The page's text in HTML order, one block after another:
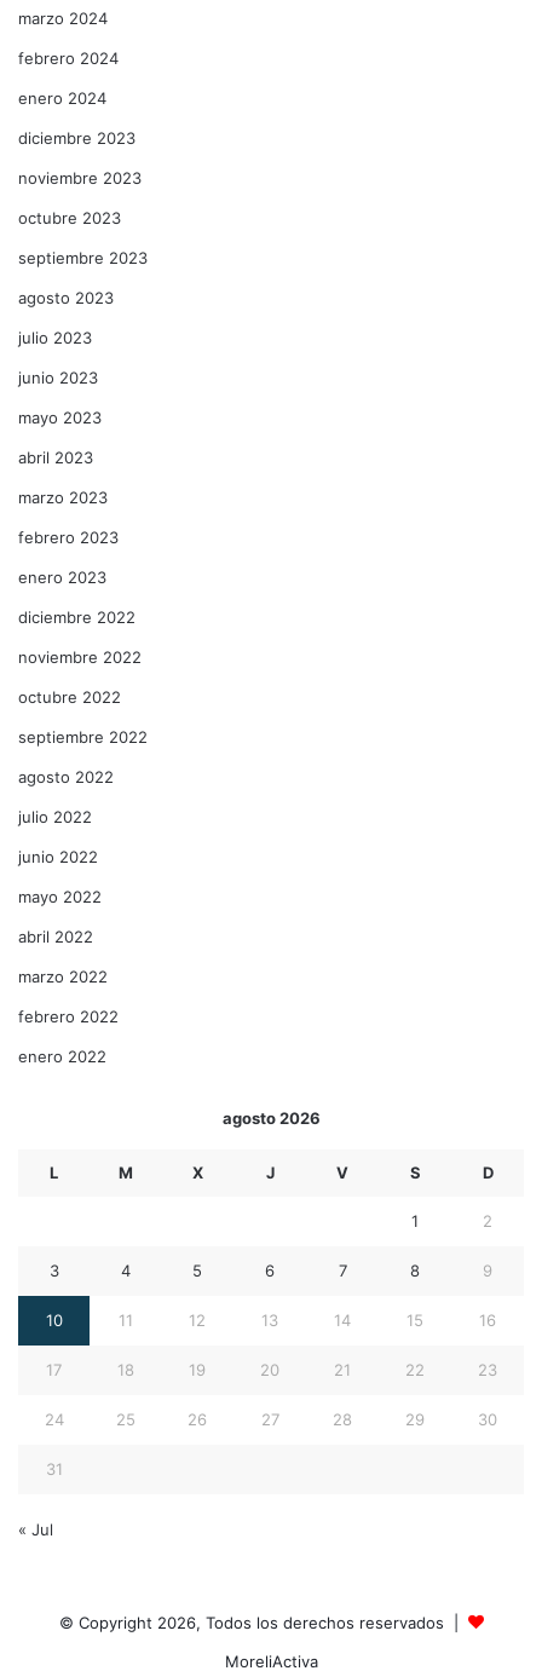
marzo 2024
febrero 2024
enero 2024
diciembre 2023
noviembre 2023
octubre 2023
septiembre 2023
agosto 2023
julio 2023
junio 2023
mayo 2023
abril 2023
marzo 2023
febrero 2023
enero 2023
diciembre 2022
noviembre 2022
octubre 2022
septiembre 2022
agosto 2022
julio 2022
junio 2022
mayo 2022
abril 2022
marzo 2022
febrero 2022
enero 2022
agosto 2026
L M X J V S D
1 2
3 4 5 6 7 8 9
10 11 12 13 14 15 16
17 18 19 20 21 22 23
24 25 26 27 28 29 30
31
« Jul
© Copyright 2026, Todos los derechos reservados |
MoreliActiva